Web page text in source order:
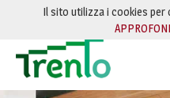
Salta al contenuto
Il sito utilizza i cookies